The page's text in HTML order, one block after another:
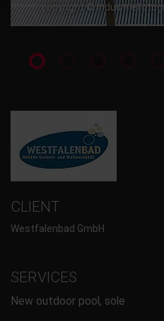
copyright ©
CLIENT
Westfalenbad GmbH
SERVICES
New outdoor pool, sole